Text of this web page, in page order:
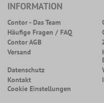
INFORMATION
Contor - Das Team
Häufige Fragen / FAQ
Contor AGB
Versand
Datenschutz
Kontakt
Cookie Einstellungen